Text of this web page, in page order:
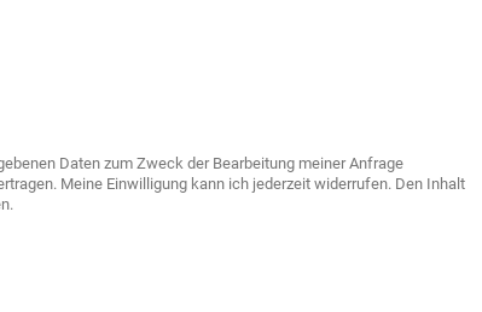
Daten zum Zweck der Bearbeitung meiner Anfrage
Meine Einwilligung kann ich jederzeit widerrufen. Den Inhalt